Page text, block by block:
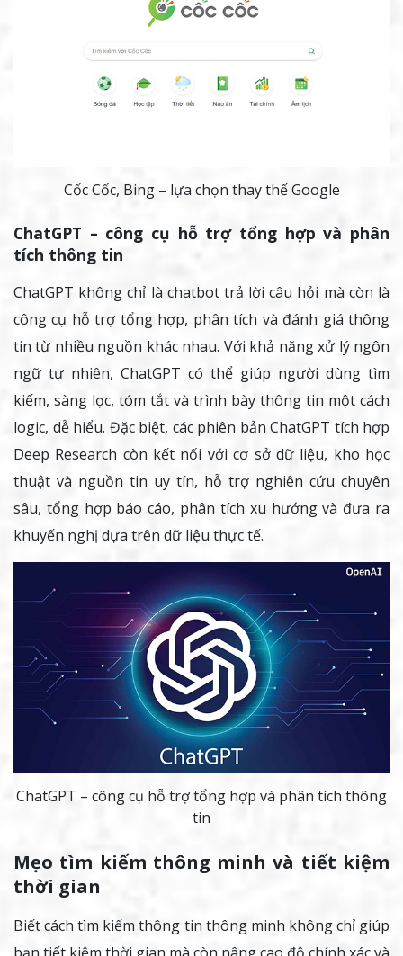
Cốc Cốc, Bing – lựa chọn thay thế Google
ChatGPT – công cụ hỗ trợ tổng hợp và phân
tích thông tin
ChatGPT không chỉ là chatbot trả lời câu hỏi mà còn là
công cụ hỗ trợ tổng hợp, phân tích và đánh giá thông
tin từ nhiều nguồn khác nhau. Với khả năng xử lý ngôn
ngữ tự nhiên, ChatGPT có thể giúp người dùng tìm
kiếm, sàng lọc, tóm tắt và trình bày thông tin một cách
logic, dễ hiểu. Đặc biệt, các phiên bản ChatGPT tích hợp
Deep Research còn kết nối với cơ sở dữ liệu, kho học
thuật và nguồn tin uy tín, hỗ trợ nghiên cứu chuyên
sâu, tổng hợp báo cáo, phân tích xu hướng và đưa ra
khuyến nghị dựa trên dữ liệu thực tế.
ChatGPT – công cụ hỗ trợ tổng hợp và phân tích thông
tin
Mẹo tìm kiếm thông minh và tiết kiệm
thời gian
Biết cách tìm kiếm thông tin thông minh không chỉ giúp